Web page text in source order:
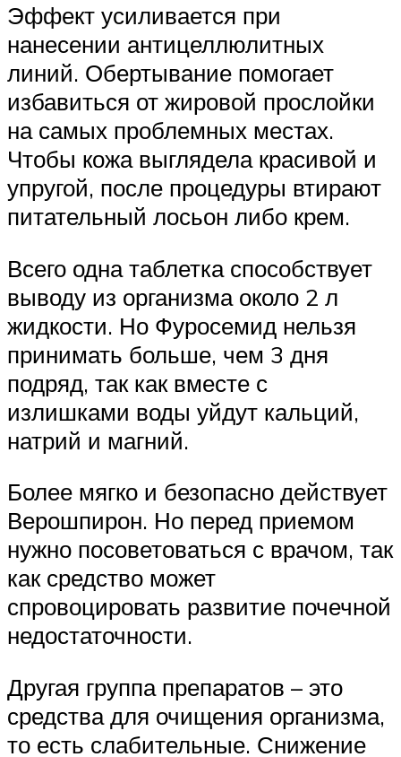
Эффект усиливается при
нанесении антицеллюлитных
линий. Обертывание помогает
избавиться от жировой прослойки
на самых проблемных местах.
Чтобы кожа выглядела красивой и
упругой, после процедуры втирают
питательный лосьон либо крем.
Всего одна таблетка способствует
выводу из организма около 2 л
жидкости. Но Фуросемид нельзя
принимать больше, чем 3 дня
подряд, так как вместе с
излишками воды уйдут кальций,
натрий и магний.
Более мягко и безопасно действует
Верошпирон. Но перед приемом
нужно посоветоваться с врачом, так
как средство может
спровоцировать развитие почечной
недостаточности.
Другая группа препаратов – это
средства для очищения организма,
то есть слабительные. Снижение